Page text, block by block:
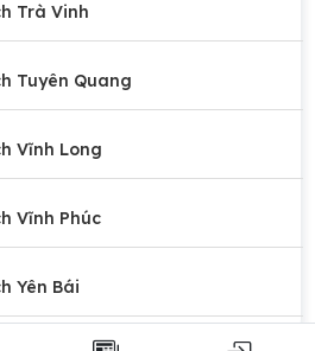
Trà Vinh
Tuyên Quang
Vĩnh Long
Vĩnh Phúc
Yên Bái